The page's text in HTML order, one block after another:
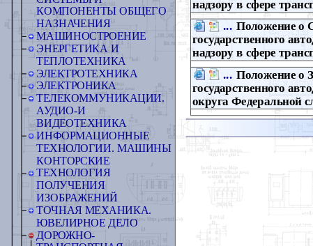
КОМПОНЕНТЫ ОБЩЕГО
НАЗНАЧЕНИЯ
МАШИНОСТРОЕНИЕ
ЭНЕРГЕТИКА И
ТЕПЛОТЕХНИКА
ЭЛЕКТРОТЕХНИКА
ЭЛЕКТРОНИКА
ТЕЛЕКОММУНИКАЦИИ.
АУДИО-И
ВИДЕОТЕХНИКА
ИНФОРМАЦИОННЫЕ
ТЕХНОЛОГИИ. МАШИНЫ
КОНТОРСКИЕ
ТЕХНОЛОГИЯ
ПОЛУЧЕНИЯ
ИЗОБРАЖЕНИЙ
ТОЧНАЯ МЕХАНИКА.
ЮВЕЛИРНОЕ ДЕЛО
ДОРОЖНО-
надзору в сфере
... Положение о
государственного
надзору в сфере
... Положение о
государственного
округа Федеральной